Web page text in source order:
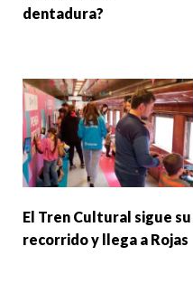
dentadura?
El Tren Cultural sigue su
recorrido y llega a Rojas